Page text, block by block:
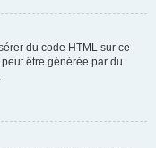
du code HTML sur ce
être générée par du